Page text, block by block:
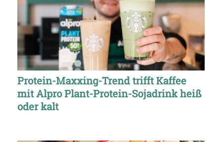
Protein-Maxxing-Trend trifft Kaffee
mit Alpro Plant-Protein-Sojadrink heiß
oder kalt